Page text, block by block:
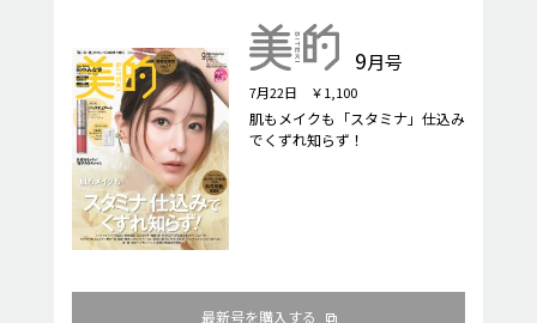
9月号
7月22日 ￥1,100
肌もメイクも「スタミナ」仕込み
でくずれ知らず！
最新号を購入する